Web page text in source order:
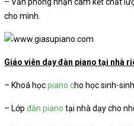
cho mình.
Giáo viên dạy đàn piano tại nhà
– Khoá họcpiano cho học sinh-
– Lớp đàn piano tại nhà dạy cho